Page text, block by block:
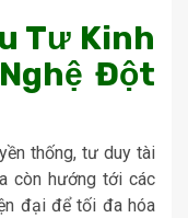
Tư Kinh
Đột
thống, tư duy tài
còn hướng tới các
đại để tối đa hóa